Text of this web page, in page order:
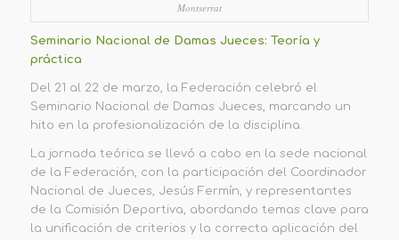
Montserrat
Seminario Nacional de Damas Jueces: Teoría y
práctica
Del 21 al 22 de marzo, la Federación celebró el
Seminario Nacional de Damas Jueces, marcando un
hito en la profesionalización de la disciplina.
La jornada teórica se llevó a cabo en la sede nacional
de la Federación, con la participación del Coordinador
Nacional de Jueces, Jesús Fermín, y representantes
de la Comisión Deportiva, abordando temas clave para
la unificación de criterios y la correcta aplicación del